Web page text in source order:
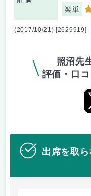
楽単 5
(2017/10/21) [2629919]
照沼先
評価・口
出席を取